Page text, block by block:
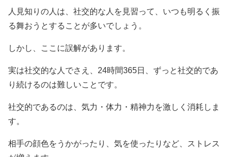
人見知りの人は、社交的な人を見習って、いつも明るく振
る舞おうとすることが多いでしょう。
しかし、ここに誤解があります。
実は社交的な人でさえ、24時間365日、ずっと社交的であ
り続けるのは難しいことです。
社交的であるのは、気力・体力・精神力を激しく消耗しま
す。
相手の顔色をうかがったり、気を使ったりなど、ストレス